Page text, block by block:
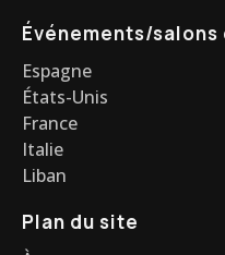
Événements/salons
Espagne
États-Unis
France
Italie
Liban
Plan du site